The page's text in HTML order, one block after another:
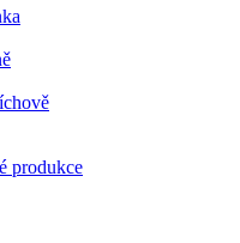
produkce